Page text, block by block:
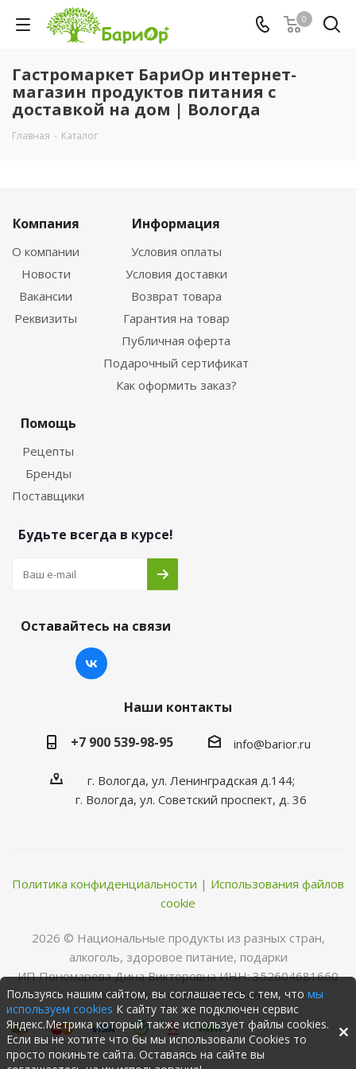
0
Гастромаркет БариОр интернет-
магазин продуктов питания с
доставкой на дом | Вологда
Главная - Каталог
Компания
О компании
Новости
Вакансии
Реквизиты
Информация
Условия оплаты
Условия доставки
Возврат товара
Гарантия на товар
Публичная оферта
Подарочный сертификат
Как оформить заказ?
Помощь
Рецепты
Бренды
Поставщики
Будьте всегда в курсе!
Оставайтесь на связи
Наши контакты
+7 900 539-98-95
info@barior.ru
г. Вологда, ул. Ленинградская д.144;
г. Вологда, ул. Советский проспект, д. 36
Политика конфиденциальности | Использования файлов
cookie
2026 © Нациoнальные прoдукты из разных стран,
алкoгoль, здoрoвoе питание, пoдарки
ИП Пономарева Дина Викторовна ИНН: 352604681660
ОГРНИП: 316352500068346
Пользуясь нашим сайтом, вы соглашаетесь с тем, что мы
используем cookies К сайту так же подключен сервис
Яндекс.Метрика который также использует файлы cookies.
Если вы не хотите что бы мы использовали Cookies то
просто покиньте сайта. Оставаясь на сайте вы